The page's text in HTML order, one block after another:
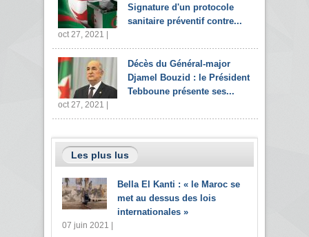
Signature d'un protocole
sanitaire préventif contre...
oct 27, 2021 |
Décès du Général-major
Djamel Bouzid : le Président
Tebboune présente ses...
oct 27, 2021 |
Les plus lus
Bella El Kanti : « le Maroc se
met au dessus des lois
internationales »
07 juin 2021 |